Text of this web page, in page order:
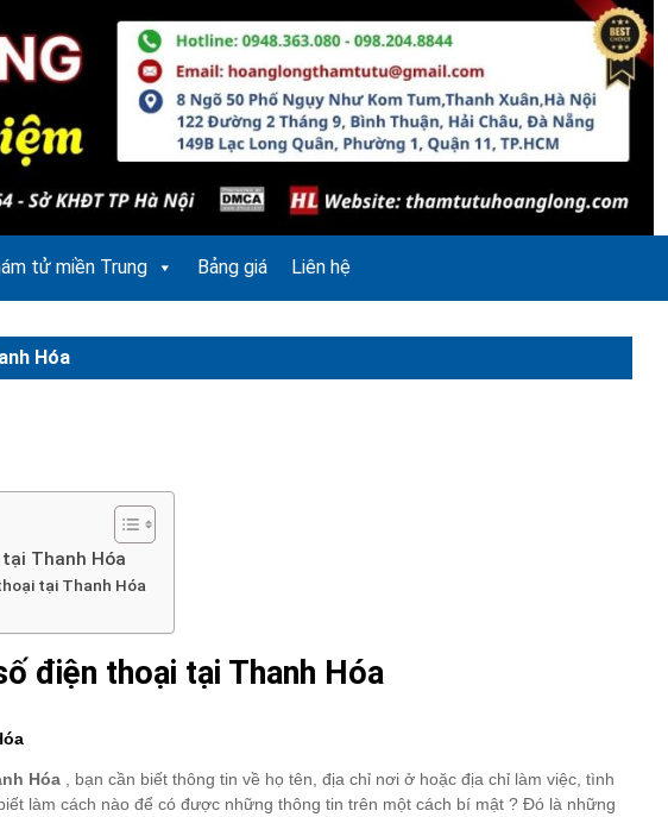
tử miền Trung Bảng giá Liên hệ
Hóa
Thanh Hóa
tại Thanh Hóa
điện thoại tại Thanh Hóa
Hóa
, bạn cần biết thông tin về họ tên, địa chỉ nơi ở hoặc địa chỉ làm việc, tình
làm cách nào để có được những thông tin trên một cách bí mật ? Đó là những